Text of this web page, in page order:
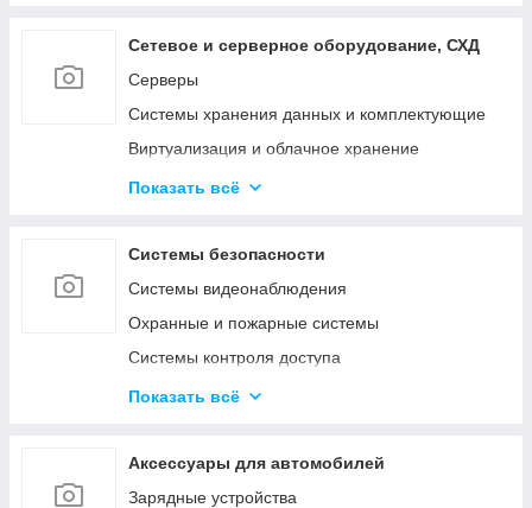
Сетевое и серверное оборудование, СХД
Cерверы
Системы хранения данных и комплектующие
Виртуализация и облачное хранение
Активное сетевое
Показать всё
Системы безопасности
Системы видеонаблюдения
Охранные и пожарные системы
Системы контроля доступа
Системы оповещения и аудиотрансляция
Показать всё
Аксессуары для автомобилей
Зарядные устройства